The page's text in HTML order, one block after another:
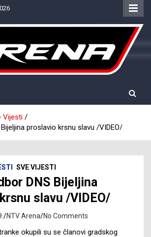
Vijesti
proslavio krsnu slavu /VIDEO/
SVE VIJESTI
DNS Bijeljina
slavu /VIDEO/
NTV Arena No Comments
okupili su se članovi gradskog